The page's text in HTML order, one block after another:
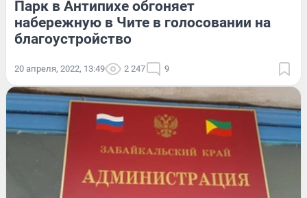
Парк в Антипихе обгоняет
набережную в Чите в голосовании на
благоустройство
20 апреля, 2022, 13:49 2 247 9